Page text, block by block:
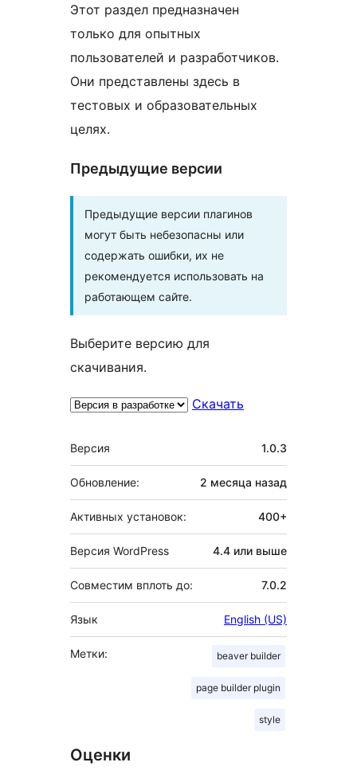
Этот раздел предназначен
только для опытных
пользователей и разработчиков.
Они представлены здесь в
тестовых и образовательных
целях.
Предыдущие версии
Предыдущие версии плагинов
могут быть небезопасны или
содержать ошибки, их не
рекомендуется использовать на
работающем сайте.
Выберите версию для
скачивания.
Скачать
Мета
Версия 1.0.3
Обновление: 2 месяца назад
Активных установок: 400+
Версия WordPress 4.4 или выше
Совместим вплоть до: 7.0.2
Язык English (US)
Метки: beaver builder
page builder plugin
style
Оценки